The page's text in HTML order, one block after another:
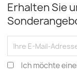
Erhalten Sie
Ich möchte